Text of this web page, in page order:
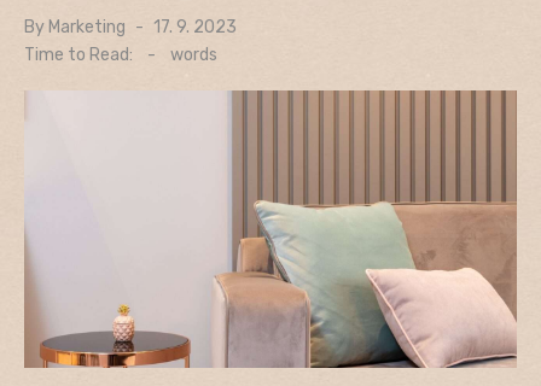
By Marketing
Posted
on
17. 9. 2023
Time to Read:
- words